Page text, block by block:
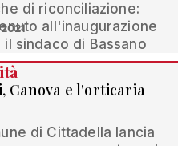
di riconciliazione:
all'inaugurazione
il sindaco di Bassano
Canova e l'orticaria
di Cittadella lancia